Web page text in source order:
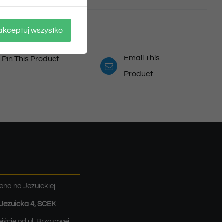
Pin This Product
Email This
Product
na Jezuickiej
4, SCEK
wszystko